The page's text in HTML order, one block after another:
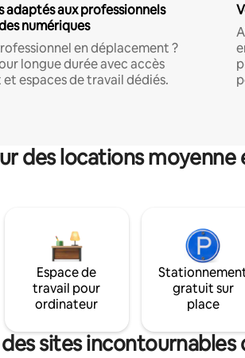
adaptés aux professionnels
numériques
en déplacement ?
longue durée avec accès
espaces de travail dédiés.
des locations
Espace de
travail pour
ordinateur
gratuit sur
place
sites incontournables